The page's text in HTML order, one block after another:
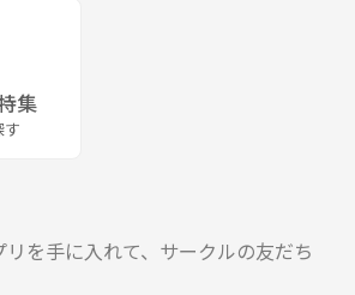
集
す
を手に入れて、サークルの友だち